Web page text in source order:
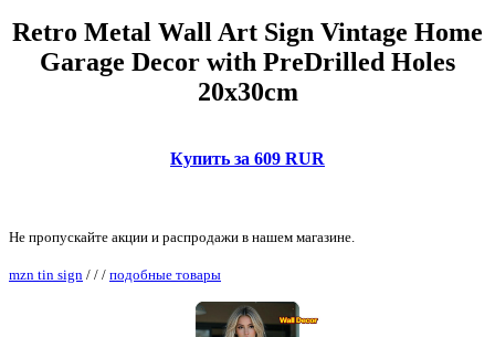
Retro Metal Wall Art Sign Vintage Home
Garage Decor with PreDrilled Holes
20x30cm
Купить за 609 RUR
Не пропускайте акции и распродажи в нашем магазине.
mzn tin sign / / / подобные товары